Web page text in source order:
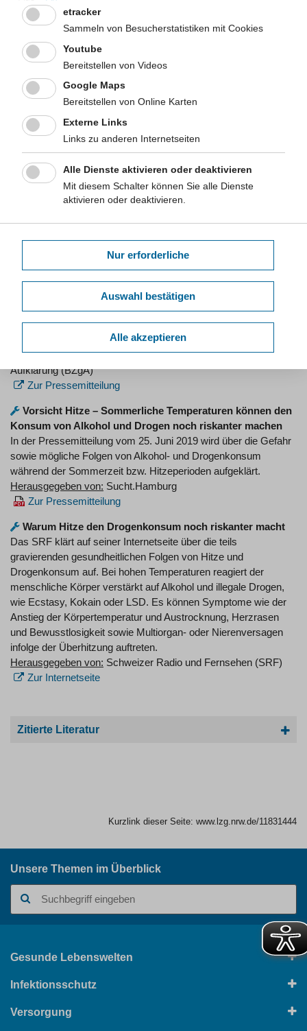
Gesundheit" richtet sich an Leitungen und Fachkräfte sozialer
Einrichtungen, da diese täglich mit Menschen in
unterschiedlichen Lebenslagen, die bei Hitze besonders
gefährdet sind, zu tun haben. Sie gibt allgemeine Empfehlungen
und Ratschläge für ein breites Spektrum sozialer Einrichtungen,
um Gesundheitsrisiken vorzubeugen.
Herausgegeben von:
Bundesinstitut für Öffentliche Gesundheit
Zur Internetseite
Die Internetseite informiert über die Gefahr von Alkoholkonsum
an heißen Tagen für den menschlichen Körper und bietet
alkoholfreie Alternativrezepte an.
(BIÖG)
Zur Internetseite
Die Pressemitteilung vom 12. August 2021 informiert über die
Gefahr von Alkoholkonsum an heißen Tagen und die
gesundheitlichen Folgen für den menschlichen Körper. Auch
über die besondere Gefahr von Alkoholkonsum in Verbindung
mit Badeunfällen wird aufgeklärt.
Herausgegeben von:Bundeszentrale für gesundheitliche
Aufklärung (BZgA)
Zur Pressemitteilung
Vorsicht Hitze – Sommerliche Temperaturen können den
Konsum von Alkohol und Drogen noch riskanter machen
In der Pressemitteilung vom 25. Juni 2019 wird über die Gefahr
sowie mögliche Folgen von Alkohol- und Drogenkonsum
während der Sommerzeit bzw. Hitzeperioden aufgeklärt.
Herausgegeben von: Sucht.Hamburg
Zur Pressemitteilung
Warum Hitze den Drogenkonsum noch riskanter macht
Das SRF klärt auf seiner Internetseite über die teils
gravierenden gesundheitlichen Folgen von Hitze und
Drogenkonsum auf. Bei hohen Temperaturen reagiert der
menschliche Körper verstärkt auf Alkohol und illegale Drogen,
wie Ecstasy, Kokain oder LSD. Es können Symptome wie der
Anstieg der Körpertemperatur und Austrocknung, Herzrasen
und Bewusstlosigkeit sowie Multiorgan- oder Nierenversagen
infolge der Überhitzung auftreten.
Herausgegeben von: Schweizer Radio und Fernsehen (SRF)
Zur Internetseite
Zitierte Literatur
Kurzlink dieser Seite: www.lzg.nrw.de/11831444
Unsere Themen im Überblick
Gesunde Lebenswelten
Infektionsschutz
Versorgung
etracker
Sammeln von Besucherstatistiken mit Cookies
Youtube
Bereitstellen von Videos
Google Maps
Bereitstellen von Online Karten
Externe Links
Links zu anderen Internetseiten
Alle Dienste aktivieren oder deaktivieren
Mit diesem Schalter können Sie alle Dienste
aktivieren oder deaktivieren.
Nur erforderliche
Auswahl bestätigen
Alle akzeptieren